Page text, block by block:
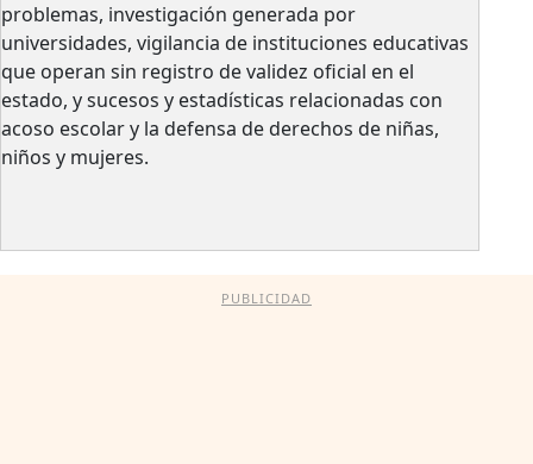
problemas, investigación generada por
universidades, vigilancia de instituciones educativas
que operan sin registro de validez oficial en el
estado, y sucesos y estadísticas relacionadas con
acoso escolar y la defensa de derechos de niñas,
niños y mujeres.
PUBLICIDAD